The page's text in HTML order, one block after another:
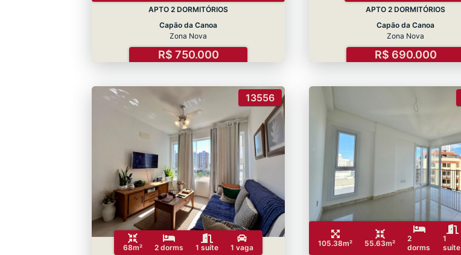
APTO 2 DORMITÓRIOS
Capão da Canoa
Zona Nova
R$ 750.000
APTO 2 DORMITÓRIOS
Capão da Canoa
Zona Nova
R$ 690.000
13556
68m² 2 dorms 1 suíte
1 vaga
105.38m² 55.63m²
2
dorms
1
suíte